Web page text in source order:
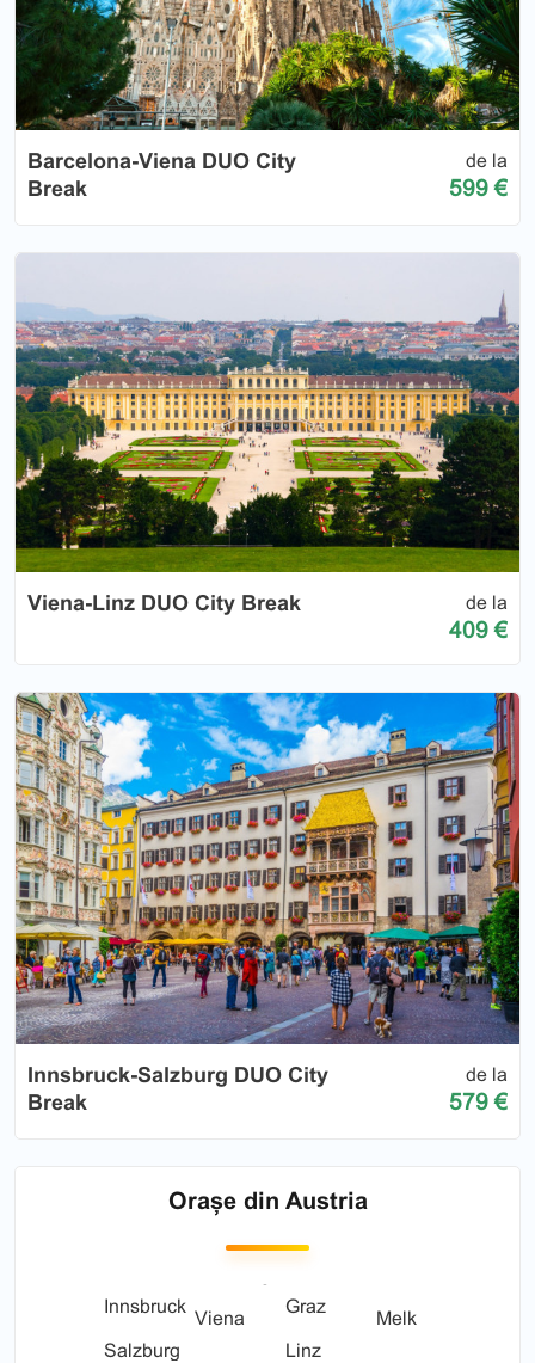
Barcelona-Viena DUO City
Break
de la
599 €
Viena-Linz DUO City Break de la
409 €
Innsbruck-Salzburg DUO City
Break
de la
579 €
Orașe din Austria
Innsbruck
Salzburg
Viena
Graz
Linz
Melk